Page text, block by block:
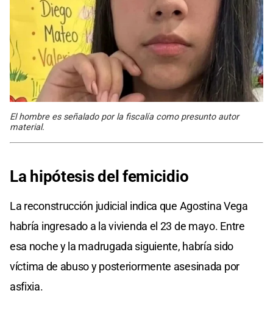
El hombre es señalado por la fiscalía como presunto autor
material.
La hipótesisdel femicidio
La reconstrucción judicial indica que Agostina Vega
habría ingresado a la vivienda el 23 de mayo. Entre
esa noche y la madrugada siguiente, habría sido
víctima de abuso y posteriormente asesinada por
asfixia.